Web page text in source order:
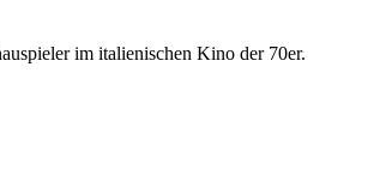
im italienischen Kino der 70er.